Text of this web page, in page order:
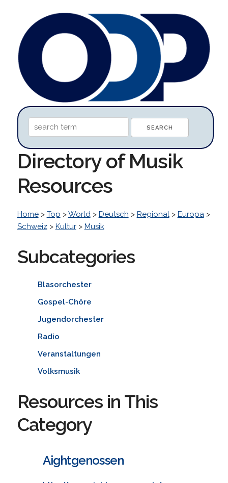
Directory of Musik
Resources
Home> Top >World> Deutsch > Regional> Europa>
Schweiz> Kultur> Musik
Subcategories
Blasorchester
Gospel-Chöre
Jugendorchester
Radio
Veranstaltungen
Volksmusik
Resources in This
Category
Aightgenossen